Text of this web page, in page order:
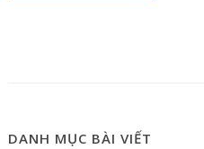
DANH MỤC BÀI VIẾT